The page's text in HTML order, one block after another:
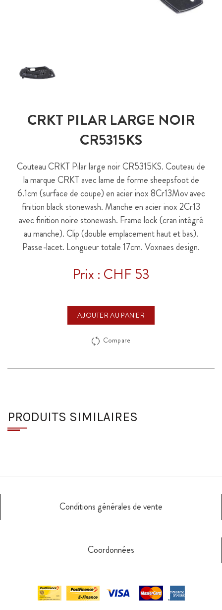
CRKT PILAR LARGE NOIR
CR5315KS
Couteau CRKT Pilar large noir CR5315KS. Couteau de
la marque CRKT avec lame de forme sheepsfoot de
6.1cm (surface de coupe) en acier inox 8Cr13Mov avec
finition black stonewash. Manche en acier inox 2Cr13
avec finition noire stonewash. Frame lock (cran intégré
au manche). Clip (double emplacement haut et bas).
Passe-lacet. Longueur totale 17cm. Voxnaes design.
Prix : CHF 53
AJOUTER AU PANIER
Compare
PRODUITS SIMILAIRES
Conditions générales de vente
Coordonnées